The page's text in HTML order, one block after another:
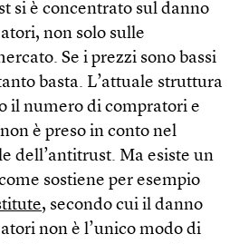
si è concentrato sul danno
non solo sulle
Se i prezzi sono bassi
basta. L’attuale struttura
il numero di compratori e
è preso in conto nel
dell’antitrust. Ma esiste un
sostiene per esempio
, secondo cui il danno
non è l’unico modo di